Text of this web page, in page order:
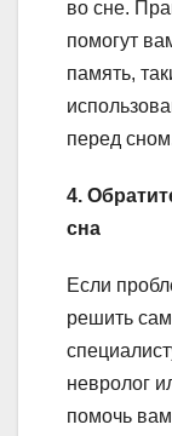
во сне.
помогут
память,
перед
4.
сна
Если
решить
невролог
помочь